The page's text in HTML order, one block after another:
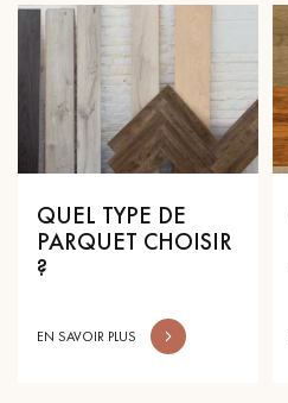
VOUS AVEZ
Nos experts sont à votre
pas dans le choix et la
Un expert Décoplus
QUEL TYPE DE
PARQUET CHOISIR
?
EN SAVOIR PLUS